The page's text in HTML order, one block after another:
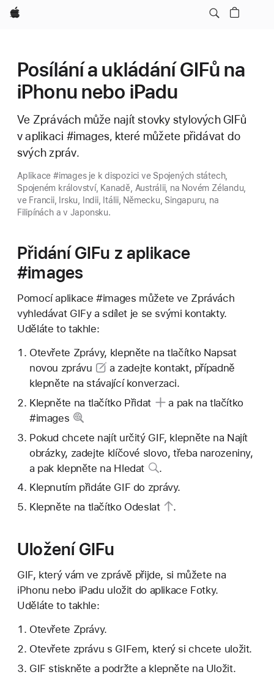
Apple
Posílání a ukládání GIFů na
iPhonu nebo iPadu
Ve Zprávách může najít stovky stylových GIFů
v aplikaci #images, které můžete přidávat do
svých zpráv.
Aplikace #images je k dispozici ve Spojených státech,
Spojeném království, Kanadě, Austrálii, na Novém Zélandu,
ve Francii, Irsku, Indii, Itálii, Německu, Singapuru, na
Filipínách a v Japonsku.
Přidání GIFu z aplikace
#images
Pomocí aplikace #images můžete ve Zprávách
vyhledávat GIFy a sdílet je se svými kontakty.
Uděláte to takhle:
Otevřete Zprávy, klepněte natlačítko Napsat
novou zprávu
a zadejte kontakt, případně
klepněte na stávající konverzaci.
Klepněte na tlačítko Přidat a pak na tlačítko
#images
Pokud chcete najít určitý GIF, klepněte na Najít
obrázky, zadejte klíčové slovo, třeba narozeniny,
a pak klepněte na Hledat
.
Klepnutím přidáte GIF do zprávy.
Klepněte na tlačítko Odeslat .
Uložení GIFu
GIF, který vám ve zprávě přijde, si můžete na
iPhonu nebo iPadu uložit do aplikace Fotky.
Uděláte to takhle:
Otevřete Zprávy.
Otevřete zprávu s GIFem, který si chcete uložit.
GIF stiskněte a podržte a klepněte na Uložit.